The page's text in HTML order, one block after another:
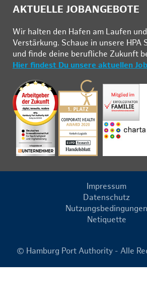
AKTUELLE JOBANGEBOTE
Wir hal­ten den Ha­fen am Lau­fen
Ver­stär­kung. Schau­e in un­se­re HPA
und fin­de deine be­ruf­li­che Zu­kunft
Hier findest Du unsere aktuellen
Impressum
Datenschutz
Nutzungsbedingungen
Netiquette
© Hamburg Port Authority - Alle